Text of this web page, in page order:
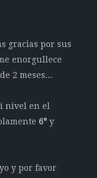
gracias por sus
enorgullece
2 meses...
nivel en el
6°y
y por favor